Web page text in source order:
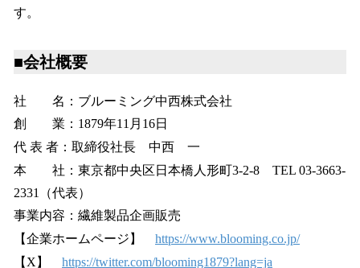
す。
■会社概要
社 名：ブルーミング中西株式会社
創 業：1879年11月16日
代 表 者：取締役社長 中西 一
本 社：東京都中央区日本橋人形町3-2-8 TEL 03-3663-
2331（代表）
事業内容：繊維製品企画販売
【企業ホームページ】 https://www.blooming.co.jp/
【X】 https://twitter.com/blooming1879?lang=ja